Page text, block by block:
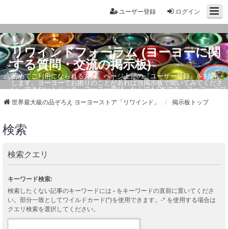
ログイン
ユーザー登録
リワインドフォーラム (ヨーヨーに関
する質問・交流の掲示板)
初めてご利用になられる方は、ページ上部の『ユーザー登録』をお願い
します。ヨーヨーでお困りのことがあれば当掲示板で聞いてみてくださ
い。できないトリック・ヨーヨー選び、なんでもOKです。ヨーヨーのプ
世界最大級の品ぞろえ ヨーヨーストア「リワインド」 掲示板トップ
検索
検索クエリ
キーワード検索:
検索したくない記事のキーワードには - をキーワードの直前に置いてくださ
い。部分一致としてワイルドカード(*)を使用できます。-* を使用する場合は
クエリ検索を選択してください。